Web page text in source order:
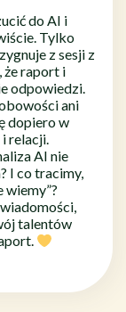
do AI i
Tylko
z sesji z
że raport i
odpowiedzi.
ani
dopiero w
relacji.
AI nie
I co tracimy,
wiemy”?
talentów